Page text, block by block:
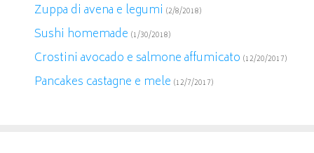
Zuppa di avena e legumi (2/8/2018)
Sushi homemade (1/30/2018)
Crostini avocado e salmone affumicato (12/20/2017)
Pancakes castagne e mele (12/7/2017)